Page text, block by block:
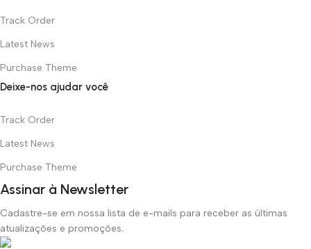
Track Order
Latest News
Purchase Theme
Deixe-nos ajudar você
Track Order
Latest News
Purchase Theme
Assinar à Newsletter
Cadastre-se em nossa lista de e-mails para receber as últimas
atualizações e promoções.